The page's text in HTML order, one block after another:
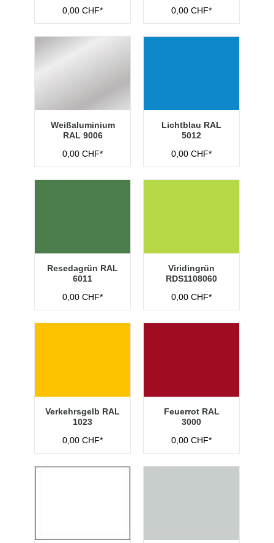
0,00 CHF*
0,00 CHF*
Weißaluminium
RAL 9006
0,00 CHF*
Lichtblau RAL
5012
0,00 CHF*
Resedagrün RAL
6011
0,00 CHF*
Viridingrün
RDS1108060
0,00 CHF*
Verkehrsgelb RAL
1023
0,00 CHF*
Feuerrot RAL
3000
0,00 CHF*